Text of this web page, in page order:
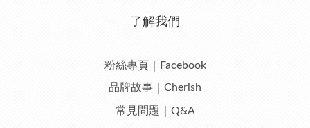
了解我們
粉絲專頁｜Facebook
品牌故事｜Cherish
常見問題｜Q&A